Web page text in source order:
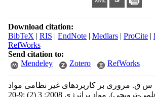
Download citation:
BibTeX | RIS | EndNote| Medlars| ProCite|
RefWorks
Send citation to:
Mendeley
Zotero RefWorks
س ق. مروری بر کاربردهای غیر نظامی مواد